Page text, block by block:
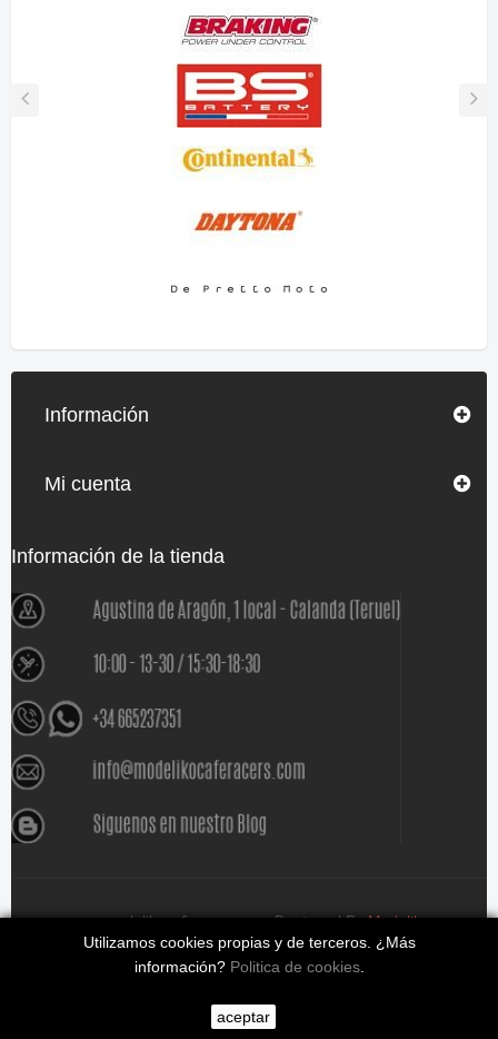
Información
Mi cuenta
Información de la tienda
Utilizamos cookies propias y de terceros. ¿Más
información? Politica de cookies.
aceptar
www.modelikocaferacers.com Designed By Modeliko